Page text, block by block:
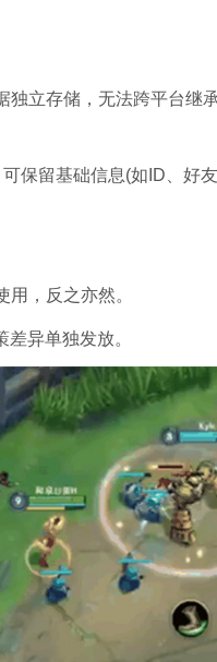
立存储，无法跨平台继
保留基础信息(如ID、好
，反之亦然。
异单独发放。